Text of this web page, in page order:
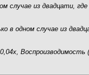
случае из двадцати,
в одном случае из
Воспроизводимость